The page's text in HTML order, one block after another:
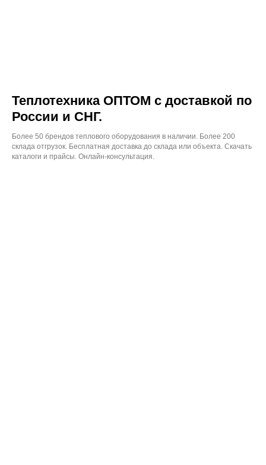
Теплотехника ОПТОМ с доставкой по
России и СНГ.
Более 50 брендов теплового оборудования в наличии. Более 200
склада отгрузок. Бесплатная доставка до склада или объекта. Скачать
каталоги и прайсы. Онлайн-консультация.